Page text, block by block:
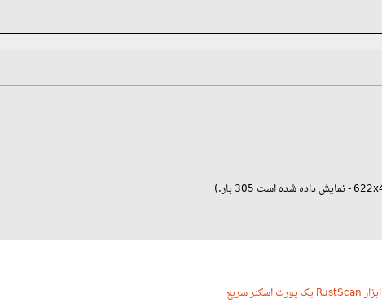
ابزار RustScan یک پورت اسکنر سریع